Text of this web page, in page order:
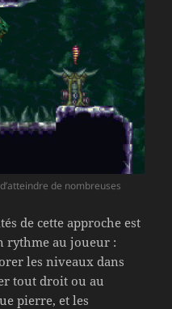
de nombreuses
de cette approche est
rythme au joueur :
les niveaux dans
tout droit ou au
pierre, et les